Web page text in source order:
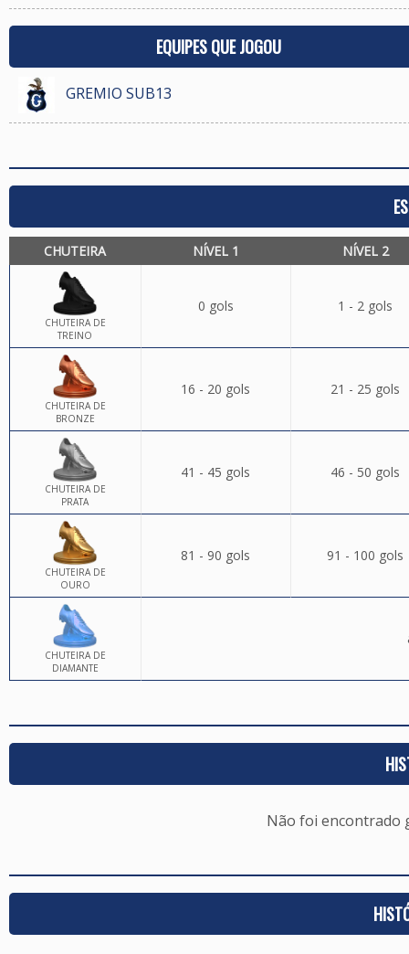
EQUIPES QUE JOGOU
GREMIO SUB13
CHUTEIRA NÍVEL 1 NÍVEL 2
CHUTEIRA DE
TREINO
0 gols 1 - 2 gols
CHUTEIRA DE
BRONZE
16 - 20 gols 21 - 25 gols
CHUTEIRA DE
PRATA
41 - 45 gols 46 - 50 gols
CHUTEIRA DE
OURO
81 - 90 gols 91 - 100 gols
CHUTEIRA DE
DIAMANTE
Não foi encontrado